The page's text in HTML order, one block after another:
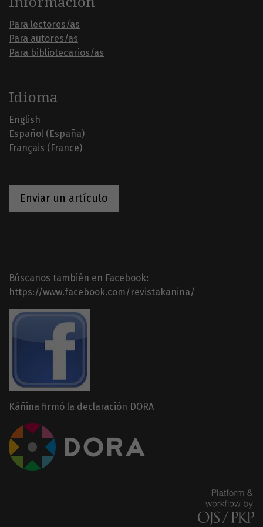
Para lectores/as
Para autores/as
Para bibliotecarios/as
Idioma
English
Español (España)
Français (France)
Enviar un artículo
Búscanos también en Facebook:
https://www.facebook.com/revistakanina/
Káñina firmó la declaración DORA